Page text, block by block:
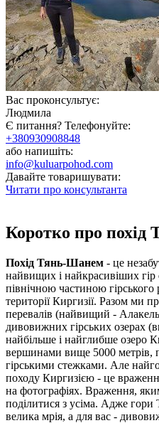
Вас проконсультує:
Людмила
Є питання? Телефонуйте:
+380930908848
або напишіть:
info@kuluarpohod.com
Давайте товаришувати:
Читати про консультанта
Коротко про
Похід Тянь-Шанем - це
найвищих і найкрасивіших
північною частиною гірського
території Киргизії. Разом ми
перевалів (найвищий -
дивовижних гірських озерах
найбільше і найглибше озеро
вершинами вище 5000 метрів,
гірськими стежками. Але
походу Киргизією - це
на фотографіях. Враження,
поділитися з усіма. Адже
велика мрія, а для вас -